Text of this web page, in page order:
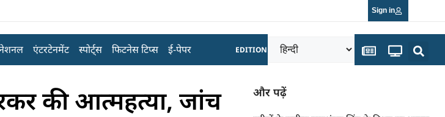
Sign in
एंटरटेनमेंट स्पोर्ट्स फिटनेस टिप्स ई-पेपर EDITION
की आत्महत्या, जांच
और पढ़ें